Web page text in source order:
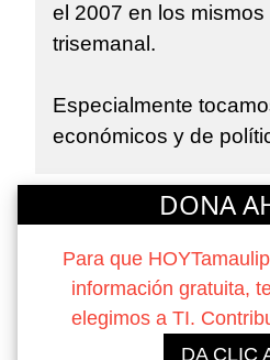
el 2007 en los mismos
trisemanal.
Especialmente
económicos y de
DONA
Para que
información gratuita,
elegimos a TI.
DA CLIC